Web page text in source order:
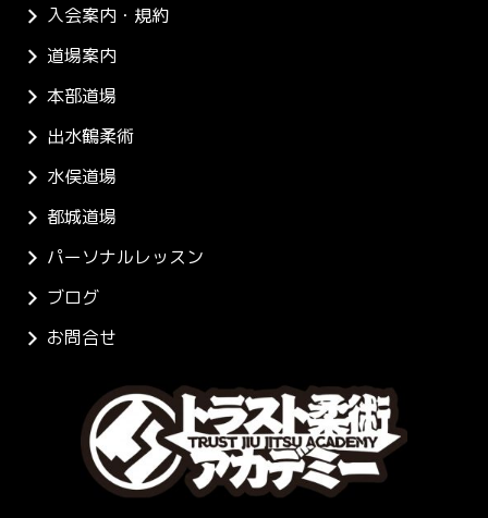
入会案内・規約
道場案内
本部道場
出水鶴柔術
水俣道場
都城道場
パーソナルレッスン
ブログ
お問合せ